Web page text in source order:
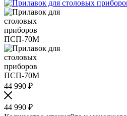
44 990 ₽
44 990 ₽